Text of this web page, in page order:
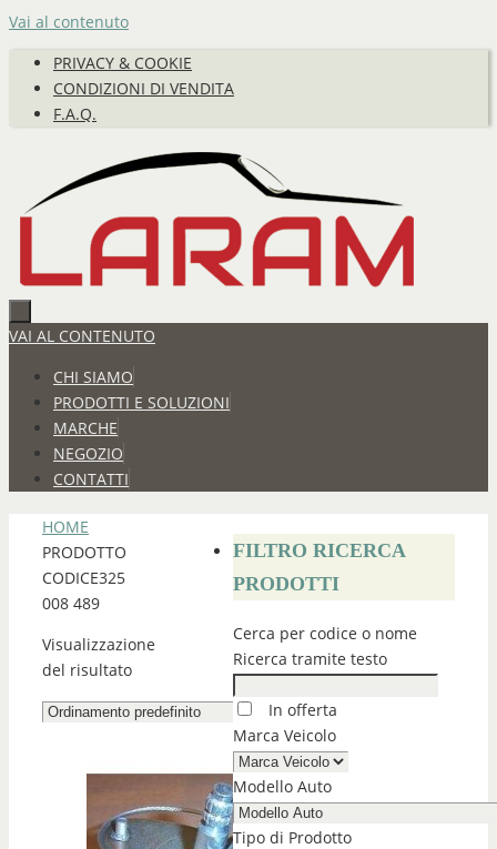
Vai al contenuto
PRIVACY & COOKIE
CONDIZIONI DI VENDITA
F.A.Q.
VAI AL CONTENUTO
CHI SIAMO
PRODOTTI E SOLUZIONI
MARCHE
NEGOZIO
CONTATTI
HOME
PRODOTTO
CODICE325
008 489
Visualizzazione
del risultato
FILTRO RICERCA
PRODOTTI
Cerca per codice o nome
Ricerca tramite testo
In offerta
Marca Veicolo
Modello Auto
Tipo di Prodotto